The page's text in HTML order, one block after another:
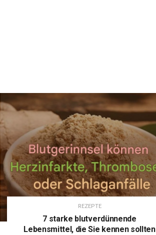
REZEPTE
7 starke blutverdünnende
Lebensmittel, die Sie kennen sollten